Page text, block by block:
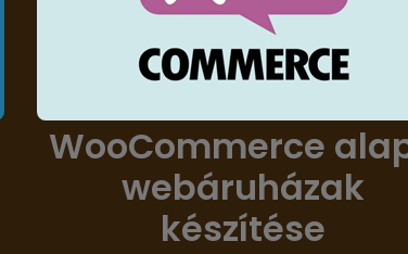
WooCommerce
webáruházak
készítése